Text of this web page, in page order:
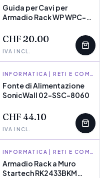
POCHI PEZZI
Guida per Cavi per
Armadio Rack WP WPC-
CHF 20.00
IVA INCL.
SONICWALL
POCHI PEZZI
Fonte di Alimentazione
SonicWall 02-SSC-8060
CHF 44.10
IVA INCL.
STARTECH
POCHI PEZZI
Armadio Rack a Muro
Startech RK2433BKM